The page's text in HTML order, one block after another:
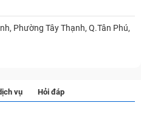
Phường Tây Thạnh, Q.Tân Phú,
vụ Hỏi đáp